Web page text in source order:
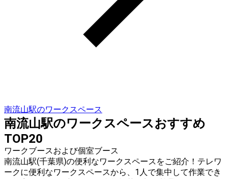
南流山駅のワークスペース
南流山駅のワークスペースおすすめ
TOP20
ワークブースおよび個室ブース
南流山駅(千葉県)の便利なワークスペースをご紹介！テレワ
ークに便利なワークスペースから、1人で集中して作業でき